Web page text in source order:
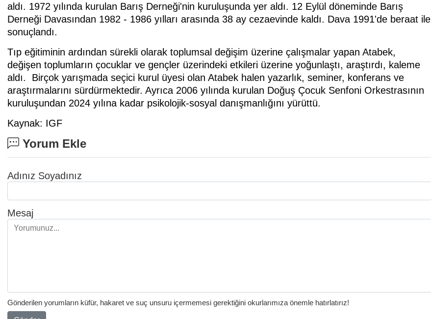
aldı. 1972 yılında kurulan Barış Derneği'nin kuruluşunda yer aldı. 12 Eylül döneminde Barış
Derneği Davasından 1982 - 1986 yılları arasında 38 ay cezaevinde kaldı. Dava 1991'de beraat ile
sonuçlandı.
Tıp eğitiminin ardından sürekli olarak toplumsal değişim üzerine çalışmalar yapan Atabek,
değişen toplumların çocuklar ve gençler üzerindeki etkileri üzerine yoğunlaştı, araştırdı, kaleme
aldı. Birçok yarışmada seçici kurul üyesi olan Atabek halen yazarlık, seminer, konferans ve
araştırmalarını sürdürmektedir. Ayrıca 2006 yılında kurulan Doğuş Çocuk Senfoni Orkestrasının
kuruluşundan 2024 yılına kadar psikolojik-sosyal danışmanlığını yürüttü.
Kaynak: IGF
Yorum Ekle
Adınız Soyadınız
Mesaj
Gönderilen yorumların küfür, hakaret ve suç unsuru içermemesi gerektiğini okurlarımıza önemle hatırlatırız!